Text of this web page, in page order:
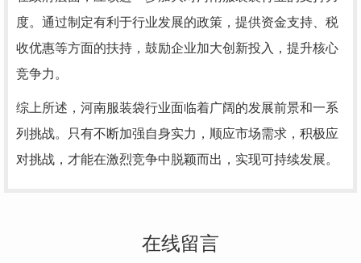
度。通过制定有利于行业发展的政策，提供资金支持、税
收优惠等方面的扶持，鼓励企业加大创新投入，提升核心
竞争力。
综上所述，河南服装袋行业面临着广阔的发展前景和一系
列挑战。只有不断加强自身实力，顺应市场需求，积极应
对挑战，才能在激烈竞争中脱颖而出，实现可持续发展。
在线留言